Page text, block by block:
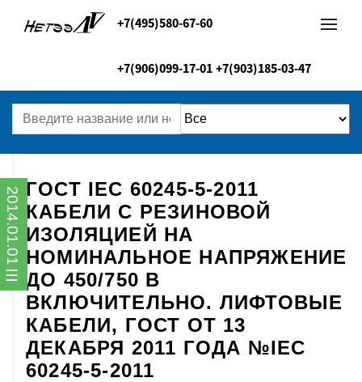
+7(495)580-67-60
+7(906)099-17-01 +7(903)185-03-47
2014.01.01 ГОСТ IEC 60245-5-2011
КАБЕЛИ С РЕЗИНОВОЙ
ИЗОЛЯЦИЕЙ НА
НОМИНАЛЬНОЕ НАПРЯЖЕНИЕ
ДО 450/750 В
ВКЛЮЧИТЕЛЬНО. ЛИФТОВЫЕ
КАБЕЛИ, ГОСТ ОТ 13
ДЕКАБРЯ 2011 ГОДА №IEC
60245-5-2011